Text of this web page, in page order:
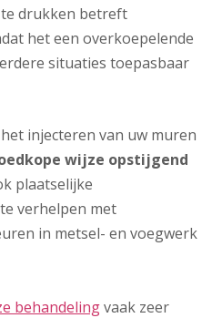
drukken betreft
het een overkoepelende
situaties toepasbaar
injecteren van uw muren
wijze opstijgend
plaatselijke
verhelpen met
in metsel- en voegwerk
behandelingvaak zeer